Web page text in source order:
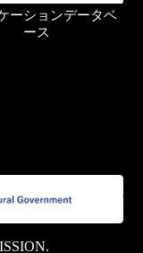
ーションデータベ
ース